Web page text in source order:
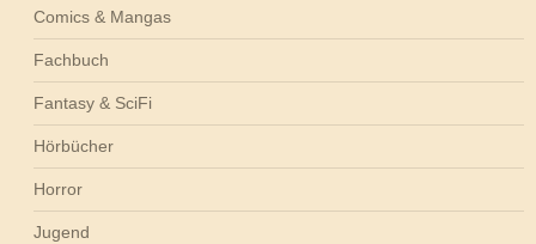
Comics & Mangas
Fachbuch
Fantasy & SciFi
Hörbücher
Horror
Jugend